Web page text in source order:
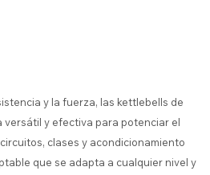
y la fuerza, las kettlebells de
versátil y efectiva para potenciar el
clases y acondicionamiento
que se adapta a cualquier nivel y